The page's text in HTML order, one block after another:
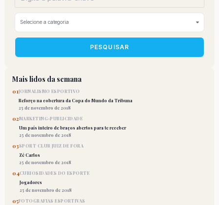
PESQUISAR
Mais lidos da semana
01JORNALISMO ESPORTIVO
Reforço na cobertura da Copa do Mundo da Tribuna
25 de novembro de 2018
02MARKETING-PUBLICIDADE
Um país inteiro de braços abertos para te receber
25 de novembro de 2018
03SPORT CLUB JUIZ DE FORA
Zé Carlos
25 de novembro de 2018
04CURIOSIDADES DO ESPORTE
Jogadores
25 de novembro de 2018
05FOTOGRAFIAS ESPORTIVAS